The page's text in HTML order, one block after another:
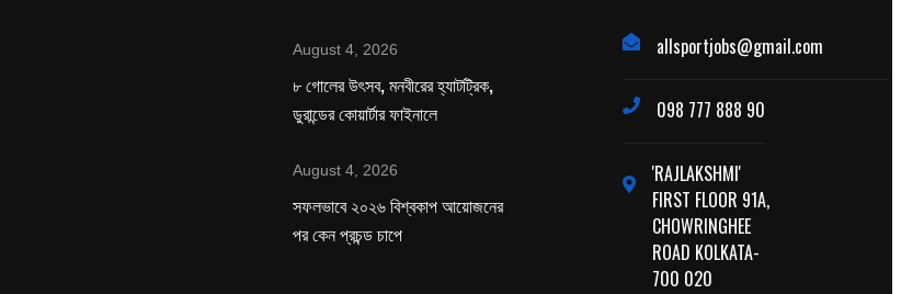
August 4, 2026
৮ গোলের উৎসব, মনবীরের হ্যাটট্রিক,
ডুরান্ডের কোয়ার্টার ফাইনালে
August 4, 2026
সফলভাবে ২০২৬ বিশ্বকাপ আয়োজনের
পর কেন প্রচন্ড চাপে
allsportjobs@gmail.com
098 777 888 90
'RAJLAKSHMI'
FIRST FLOOR 91A,
CHOWRINGHEE
ROAD KOLKATA-
700 020